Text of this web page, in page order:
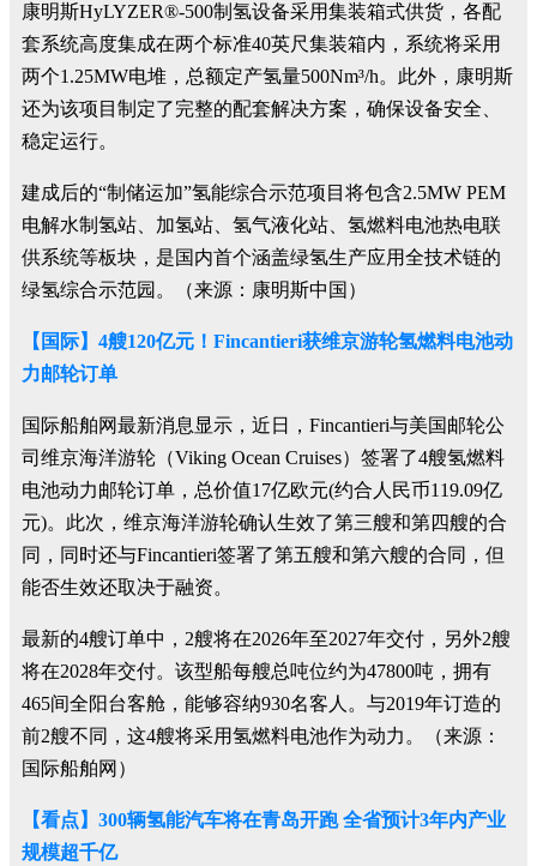
康明斯HyLYZER®-500制氢设备采用集装箱式供货，各配
套系统高度集成在两个标准40英尺集装箱内，系统将采用
两个1.25MW电堆，总额定产氢量500Nm³/h。此外，康明斯
还为该项目制定了完整的配套解决方案，确保设备安全、
稳定运行。
建成后的“制储运加”氢能综合示范项目将包含2.5MW PEM
电解水制氢站、加氢站、氢气液化站、氢燃料电池热电联
供系统等板块，是国内首个涵盖绿氢生产应用全技术链的
绿氢综合示范园。（来源：康明斯中国）
【国际】4艘120亿元！Fincantieri获维京游轮氢燃料电池动
力邮轮订单
国际船舶网最新消息显示，近日，Fincantieri与美国邮轮公
司维京海洋游轮（Viking Ocean Cruises）签署了4艘氢燃料
电池动力邮轮订单，总价值17亿欧元(约合人民币119.09亿
元)。此次，维京海洋游轮确认生效了第三艘和第四艘的合
同，同时还与Fincantieri签署了第五艘和第六艘的合同，但
能否生效还取决于融资。
最新的4艘订单中，2艘将在2026年至2027年交付，另外2艘
将在2028年交付。该型船每艘总吨位约为47800吨，拥有
465间全阳台客舱，能够容纳930名客人。与2019年订造的
前2艘不同，这4艘将采用氢燃料电池作为动力。（来源：
国际船舶网）
【看点】300辆氢能汽车将在青岛开跑 全省预计3年内产业
规模超千亿